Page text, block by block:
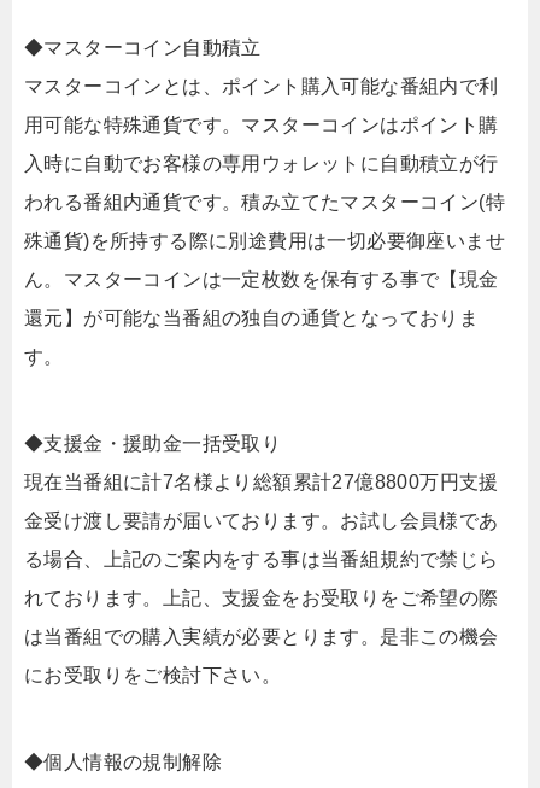
◆マスターコイン自動積立
マスターコインとは、ポイント購入可能な番組内で利
用可能な特殊通貨です。マスターコインはポイント購
入時に自動でお客様の専用ウォレットに自動積立が行
われる番組内通貨です。積み立てたマスターコイン(特
殊通貨)を所持する際に別途費用は一切必要御座いませ
ん。マスターコインは一定枚数を保有する事で【現金
還元】が可能な当番組の独自の通貨となっておりま
す。
◆支援金・援助金一括受取り
現在当番組に計7名様より総額累計27億8800万円支援
金受け渡し要請が届いております。お試し会員様であ
る場合、上記のご案内をする事は当番組規約で禁じら
れております。上記、支援金をお受取りをご希望の際
は当番組での購入実績が必要とります。是非この機会
にお受取りをご検討下さい。
◆個人情報の規制解除